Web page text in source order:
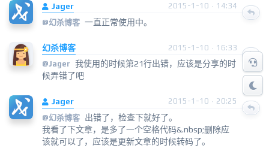
Jager
2015-1-10 · 14:34
@幻杀博客 一直正常使用中。
幻杀博客
2015-1-10 · 16:33
@Jager 我使用的时候第21行出错，应该是分享的时
候弄错了吧
Jager
2015-1-10 · 20:25
@幻杀博客 出错了，检查下就好了。
我看了下文章，是多了一个空格代码&.nbsp;删除应
该就可以了，应该是更新文章的时候转码了。